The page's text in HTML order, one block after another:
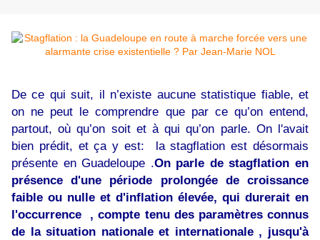
De ce qui suit, il n’existe aucune statistique fiable, et
on ne peut le comprendre que par ce qu’on entend,
partout, où qu’on soit et à qui qu’on parle. On l'avait
bien prédit, et ça y est: la stagflation est désormais
présente en Guadeloupe .On parle de stagflation en
présence d'une période prolongée de croissance
faible ou nulle et d'inflation élevée, qui durerait en
l'occurrence , compte tenu des paramètres connus
de la situation nationale et internationale , jusqu'à